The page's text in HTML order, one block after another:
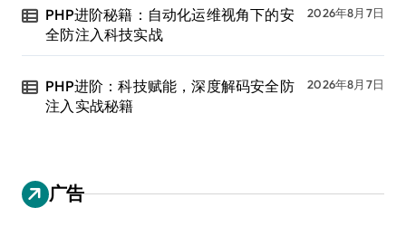
PHP进阶秘籍：自动化运维视角下的安
全防注入科技实战
2026年8月7日
PHP进阶：科技赋能，深度解码安全防
注入实战秘籍
2026年8月7日
广告